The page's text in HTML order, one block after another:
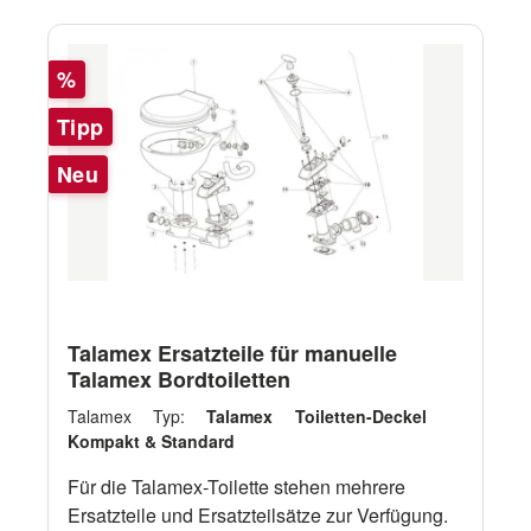
80115176 Impeller Elektro-Toilette 6 80115177
Kontrollpaneel Elektro-Toilette 12/24V 7
80115118 Intake-Elbow + Spray-Nozzle 8
Rabatt
%
Tipp
Neu
Talamex Ersatzteile für manuelle
Talamex Bordtoiletten
Talamex Typ: Talamex Toiletten-Deckel
Kompakt & Standard
Für die Talamex-Toilette stehen mehrere
Ersatzteile und Ersatzteilsätze zur Verfügung.